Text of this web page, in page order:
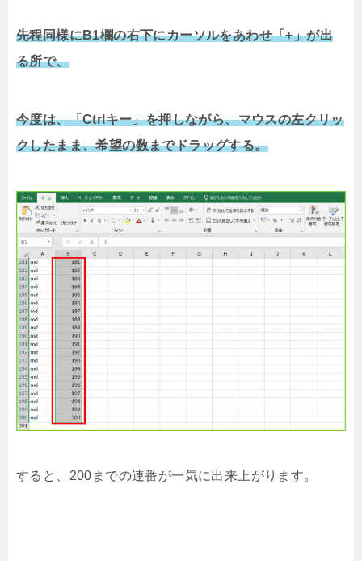
先程同様にB1欄の右下にカーソルをあわせ「+」が出
る所で、
今度は、「Ctrlキー」を押しながら、マウスの左クリッ
クしたまま、希望の数までドラッグする。
すると、200までの連番が一気に出来上がります。